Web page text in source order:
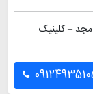
– کلینیک